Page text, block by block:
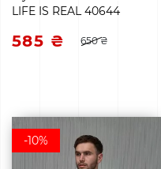
LIFE IS REAL 40644
585 ₴ 650 ₴
-10%